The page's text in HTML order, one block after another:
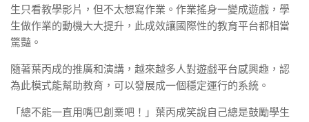
生只看教學影片，但不太想寫作業。作業搖身一變成遊戲，學
生做作業的動機大大提升，此成效讓國際性的教育平台都相當
驚豔。
隨著葉丙成的推廣和演講，越來越多人對遊戲平台感興趣，認
為此模式能幫助教育，可以發展成一個穩定運行的系統。
「總不能一直用嘴巴創業吧！」葉丙成笑說自己總是鼓勵學生